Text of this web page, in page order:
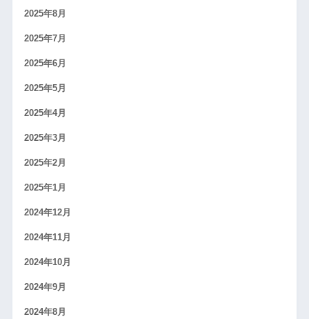
2025年8月
2025年7月
2025年6月
2025年5月
2025年4月
2025年3月
2025年2月
2025年1月
2024年12月
2024年11月
2024年10月
2024年9月
2024年8月